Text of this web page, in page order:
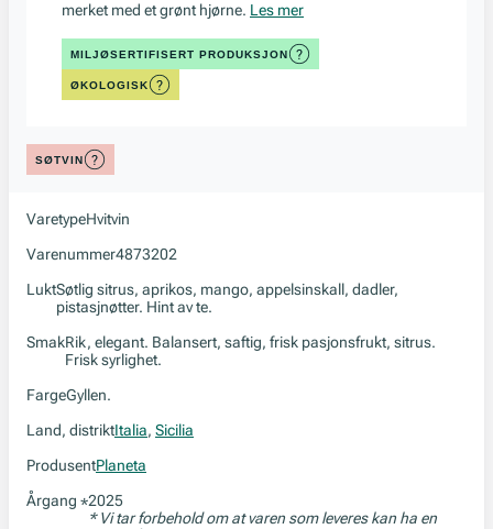
merket med et grønt hjørne. Les mer
MILJØSERTIFISERT PRODUKSJON
ØKOLOGISK
SØTVIN
VaretypeHvitvin
Varenummer4873202
LuktSøtlig sitrus, aprikos, mango, appelsinskall, dadler,
pistasjnøtter. Hint av te.
SmakRik, elegant. Balansert, saftig, frisk pasjonsfrukt, sitrus.
Frisk syrlighet.
FargeGyllen.
Land, distriktItalia, Sicilia
ProdusentPlaneta
Årgang *2025
* Vi tar forbehold om at varen som leveres kan ha en